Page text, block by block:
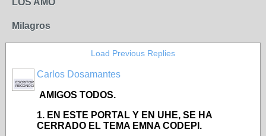
LOS AMO
Milagros
Load Previous Replies
ESCRITOR
RECONOCIDO
Carlos Dosamantes
AMIGOS TODOS.
1. EN ESTE PORTAL Y EN UHE, SE HA
CERRADO EL TEMA EMNA CODEPI.